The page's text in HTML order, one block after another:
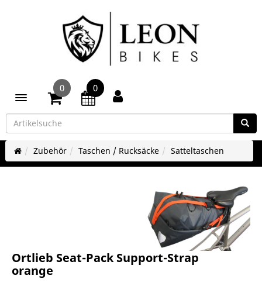
Toggle navigation
0 0
Zubehör Taschen / Rucksäcke Satteltaschen
Ortlieb Seat-Pack Support-Strap
orange